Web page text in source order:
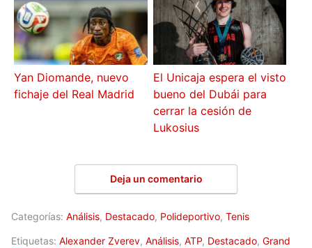
Yan Diomande, nuevo
fichaje del Real Madrid
El Unicaja espera el visto
bueno del Dubái para
cerrar la cesión de
Lukosius
Deja un comentario
Categorías: Análisis, Destacado, Polideportivo, Tenis
Etiquetas: Alexander Zverev, Análisis, ATP, Destacado, Grand